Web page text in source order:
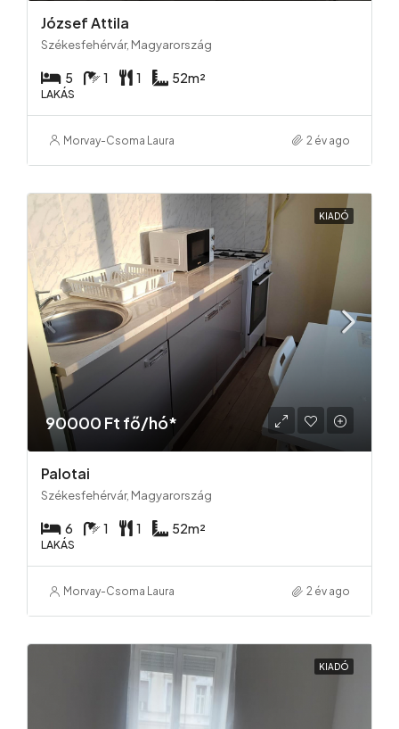
József Attila
Székesfehérvár, Magyarország
5 1 1 52m²
LAKÁS
Morvay-Csoma Laura 2 év ago
KIADÓ
90000 Ft fő/hó*
Palotai
Székesfehérvár, Magyarország
6 1 1 52m²
LAKÁS
Morvay-Csoma Laura 2 év ago
KIADÓ